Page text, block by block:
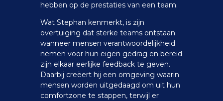
hebben op de prestaties van een team.
Wat Stephan kenmerkt, is zijn
overtuiging dat sterke teams ontstaan
wanneer mensen verantwoordelijkheid
nemen voor hun eigen gedrag en bereid
zijn elkaar eerlijke feedback te geven.
Daarbij creëert hij een omgeving waarin
mensen worden uitgedaagd om uit hun
comfortzone te stappen, terwijl er